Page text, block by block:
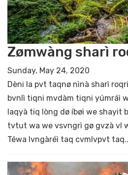
Zømwàng sharì
Sunday, May 24, 2020
Dèni la pvt taqnø nìnà sharì
bvnlì tiqni mvdàm tiqni yúmráì
laqyà tiq lòng dø íbøì we shayit
tvtut wa we vsvngrì gø gvzà vl
Téwa lvngàréì taq cvmlvpvt